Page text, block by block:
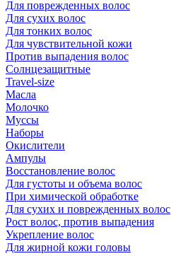
Для поврежденных волос
Для сухих волос
Для тонких волос
Для чувствительной кожи
Против выпадения волос
Солнцезащитные
Travel-size
Масла
Молочко
Муссы
Наборы
Окислители
Ампулы
Восстановление волос
Для густоты и объема волос
При химической обработке
Для сухих и поврежденных волос
Рост волос, против выпадения
Укрепление волос
Для жирной кожи головы